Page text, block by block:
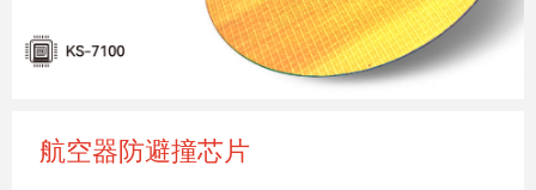
航空器防避撞芯片